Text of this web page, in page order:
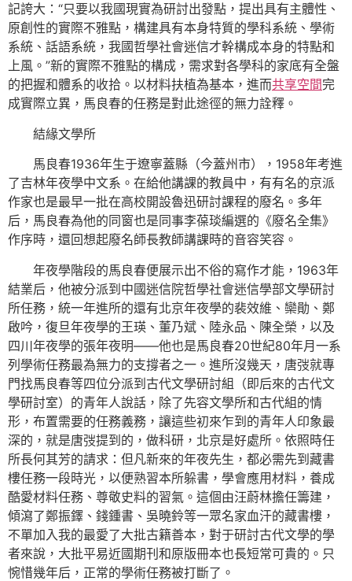
記誇大：“只要以我國現實為研討出發點，提出具有主體性、
原創性的實際不雅點，構建具有本身特質的學科系統、學術
系統、話語系統，我國哲學社會迷信才幹構成本身的特點和
上風。”新的實際不雅點的構成，需求對各學科的家底有全盤
的把握和體系的收拾。以材料扶植為基本，進而共享空間完
成實際立異，馬良春的任務是對此途徑的無力詮釋。
結緣文學所
馬良春1936年生于遼寧蓋縣（今蓋州市），1958年考進
了吉林年夜學中文系。在給他講課的教員中，有有名的京派
作家也是最早一批在高校開設魯迅研討課程的廢名。多年
后，馬良春為他的同窗也是同事李葆琰編選的《廢名全集》
作序時，還回想起廢名師長教師講課時的音容笑容。
年夜學階段的馬良春便展示出不俗的寫作才能，1963年
結業后，他被分派到中國迷信院哲學社會迷信學部文學研討
所任務，統一年進所的還有北京年夜學的裴效維、欒勛、鄭
啟吟，復旦年夜學的王瑛、董乃斌、陸永品、陳全榮，以及
四川年夜學的張年夜明——他也是馬良春20世紀80年月一系
列學術任務最為無力的支撐者之一。進所沒幾天，唐弢就專
門找馬良春等四位分派到古代文學研討組（即后來的古代文
學研討室）的青年人說話，除了先容文學所和古代組的情
形，布置需要的任務義務，讓這些初來乍到的青年人印象最
深的，就是唐弢提到的，做科研，北京是好處所。依照時任
所長何其芳的請求：但凡新來的年夜先生，都必需先到藏書
樓任務一段時光，以便熟習本所躲書，學會應用材料，養成
酷愛材料任務、尊敬史料的習氣。這個由汪蔚林擔任籌建，
傾瀉了鄭振鐸、錢鍾書、吳曉鈴等一眾名家血汗的藏書樓，
不單加入我的最愛了大批古籍善本，對于研討古代文學的學
者來說，大批平易近國期刊和原版冊本也長短常可貴的。只
惋惜幾年后，正常的學術任務被打斷了。